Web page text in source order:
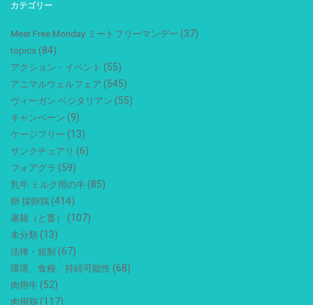
カテゴリー
Meat Free Monday ミートフリーマンデー (37)
topics (84)
アクション・イベント (55)
アニマルウェルフェア (545)
ヴィーガン ベジタリアン (55)
キャンペーン (9)
ケージフリー (13)
サンクチュアリ (6)
フォアグラ (59)
乳牛 ミルク用の牛 (85)
卵 採卵鶏 (414)
屠殺（と畜） (107)
未分類 (13)
法律・規制 (67)
環境、食糧、持続可能性 (68)
肉用牛 (52)
肉用鶏 (117)